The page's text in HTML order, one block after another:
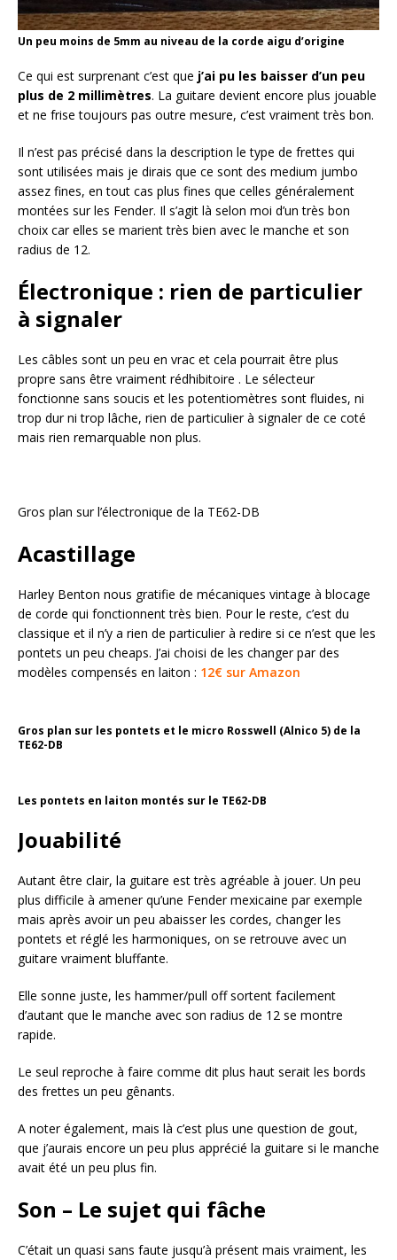
Un peu moins de 5mm au niveau de la corde aigu d’origine
Ce qui est surprenant c’est que j’ai pu les baisser d’un peu
plus de 2 millimètres. La guitare devient encore plus jouable
et ne frise toujours pas outre mesure, c’est vraiment très bon.
Il n’est pas précisé dans la description le type de frettes qui
sont utilisées mais je dirais que ce sont des medium jumbo
assez fines, en tout cas plus fines que celles généralement
montées sur les Fender. Il s’agit là selon moi d’un très bon
choix car elles se marient très bien avec le manche et son
radius de 12.
Électronique : rien de particulier
à signaler
Les câbles sont un peu en vrac et cela pourrait être plus
propre sans être vraiment rédhibitoire . Le sélecteur
fonctionne sans soucis et les potentiomètres sont fluides, ni
trop dur ni trop lâche, rien de particulier à signaler de ce coté
mais rien remarquable non plus.
Gros plan sur l’électronique de la TE62-DB
Acastillage
Harley Benton nous gratifie de mécaniques vintage à blocage
de corde qui fonctionnent très bien. Pour le reste, c’est du
classique et il n’y a rien de particulier à redire si ce n’est que les
pontets un peu cheaps. J’ai choisi de les changer par des
modèles compensés en laiton : 12€ sur Amazon
Gros plan sur les pontets et le micro Rosswell (Alnico 5) de la
TE62-DB
Les pontets en laiton montés sur le TE62-DB
Jouabilité
Autant être clair, la guitare est très agréable à jouer. Un peu
plus difficile à amener qu’une Fender mexicaine par exemple
mais après avoir un peu abaisser les cordes, changer les
pontets et réglé les harmoniques, on se retrouve avec un
guitare vraiment bluffante.
Elle sonne juste, les hammer/pull off sortent facilement
d’autant que le manche avec son radius de 12 se montre
rapide.
Le seul reproche à faire comme dit plus haut serait les bords
des frettes un peu gênants.
A noter également, mais là c’est plus une question de gout,
que j’aurais encore un peu plus apprécié la guitare si le manche
avait été un peu plus fin.
Son – Le sujet qui fâche
C’était un quasi sans faute jusqu’à présent mais vraiment, les